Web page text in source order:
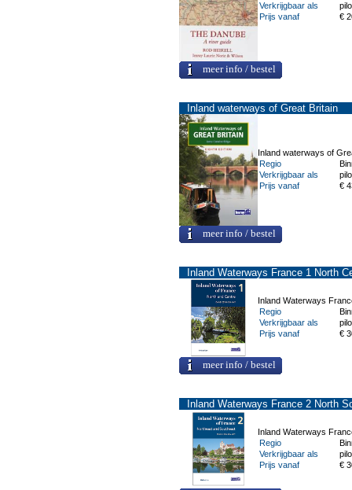
Verkrijgbaar als
Prijs vanaf
€
meer info / bestel
Inland waterways of Great Britain
Inland waterways of
Regio
Verkrijgbaar als
Prijs vanaf
€
meer info / bestel
Inland Waterways France 1 North
Inland Waterways
Regio
Verkrijgbaar als
Prijs vanaf
€
meer info / bestel
Inland Waterways France 2 North
Inland Waterways
Regio
Verkrijgbaar als
Prijs vanaf
€